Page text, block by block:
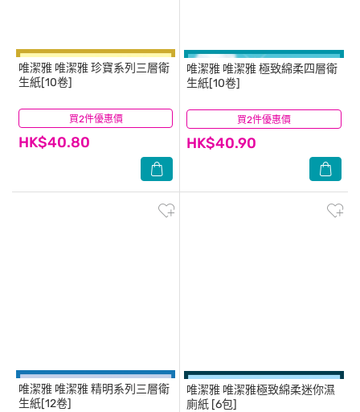
買2件優惠價
唯潔雅 唯潔雅 珍寶系列三層衛
生紙[10卷]
HK$40.80
(22) 買2件優惠價
唯潔雅 唯潔雅 極致綿柔四層衛
生紙[10卷]
HK$40.90
(57)
唯潔雅 唯潔雅 精明系列三層衛
生紙[12卷]
唯潔雅 唯潔雅極致綿柔迷你濕
廁紙 [6包]